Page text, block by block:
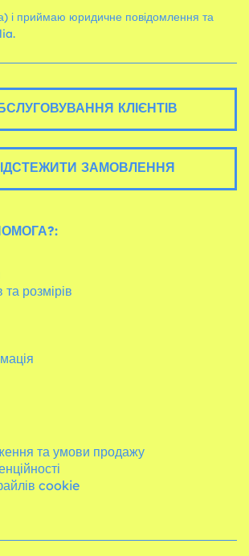
і приймаю юридичне повідомлення та
КЛІЄНТІВ
ЗАМОВЛЕННЯ
та розмірів
та умови продажу
cookie